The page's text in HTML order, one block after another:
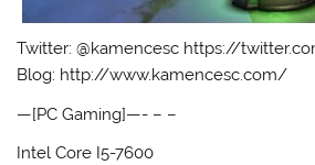
Twitter: @kamencesc https://
Blog: http://www.kamencesc.com/
—[PC Gaming]—- – –
Intel Core I5-7600